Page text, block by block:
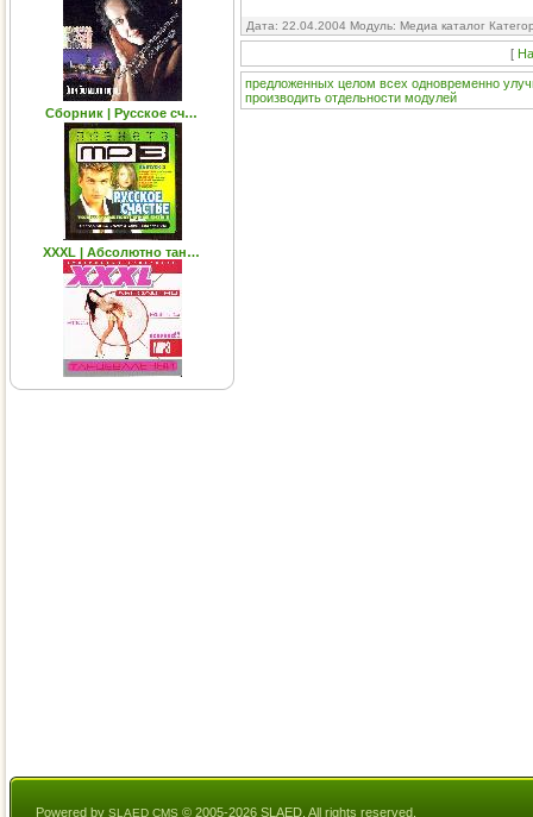
Сборник | Русское сч…
XXXL | Абсолютно тан…
Дата: 22.04.2004 Модуль: Медиа каталог
[
предложенных целом всех одновременно
производить отдельности модулей
Powered by SLAED CMS © 2005-2026 SLAED. All rights reserved.